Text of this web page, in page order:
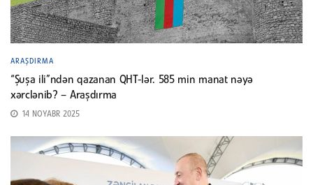
ARAŞDIRMA
“Şuşa ili”ndən qazanan QHT-lər. 585 min manat nəyə
xərclənib? – Araşdırma
14 NOYABR 2025